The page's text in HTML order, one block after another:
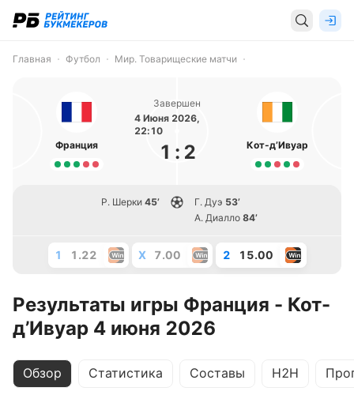
Главная Футбол Мир. Товарищеские матчи
Франция
Завершен
4 Июня 2026,
22:10
1 : 2 Кот-д’Ивуар
Р. Шерки 45’ Г. Дуэ 53’
А. Диалло 84’
1 1.22 X 7.00 2 15.00
Результаты игры Франция - Кот-
д’Ивуар 4 июня 2026
Обзор Статистика Составы H2H